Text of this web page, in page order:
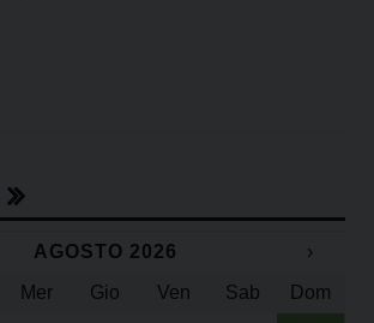
AGOSTO 2026
›
Mer Gio Ven Sab Dom